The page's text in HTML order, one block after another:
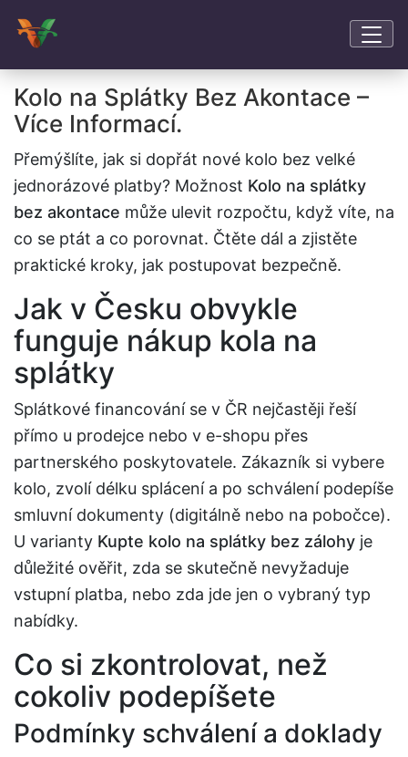
Kolo na Splátky Bez Akontace –
Více Informací.
Přemýšlíte, jak si dopřát nové kolo bez velké
jednorázové platby? Možnost Kolo na splátky
bez akontace může ulevit rozpočtu, když víte, na
co se ptát a co porovnat. Čtěte dál a zjistěte
praktické kroky, jak postupovat bezpečně.
Jak v Česku obvykle
funguje nákup kola na
splátky
Splátkové financování se v ČR nejčastěji řeší
přímo u prodejce nebo v e-shopu přes
partnerského poskytovatele. Zákazník si vybere
kolo, zvolí délku splácení a po schválení podepíše
smluvní dokumenty (digitálně nebo na pobočce).
U varianty Kupte kolo na splátky bez zálohy je
důležité ověřit, zda se skutečně nevyžaduje
vstupní platba, nebo zda jde jen o vybraný typ
nabídky.
Co si zkontrolovat, než
cokoliv podepíšete
Podmínky schválení a doklady